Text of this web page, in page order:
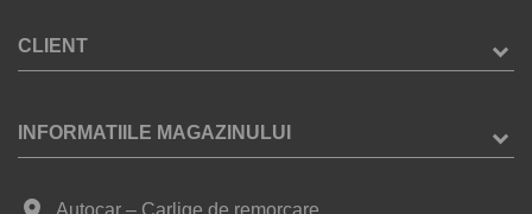
CLIENT
INFORMATIILE MAGAZINULUI
Autocar – Carlige de remorcare